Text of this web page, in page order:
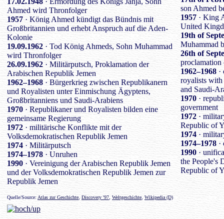
Ahmed wird Thronfolger
1957 · König Ahmed kündigt das Bündnis mit
Großbritannien und erhebt Anspruch auf die Aden-
Kolonie
19.09.1962 · Tod König Ahmeds, Sohn Muhammad
wird Thronfolger
26.09.1962 · Militärputsch, Proklamation der
Arabischen Republik Jemen
1962–1968 · Bürgerkrieg zwischen Republikanern
und Royalisten unter Einmischung Ägyptens,
Großbritanniens und Saudi-Arabiens
1970 · Republikaner und Royalisten bilden eine
gemeinsame Regierung
1972 · militärische Konflikte mit der
Volksdemokratischen Republik Jemen
1974 · Militärputsch
1974–1978 · Unruhen
1990 · Vereinigung der Arabischen Republik Jemen
und der Volksdemokratischen Republik Jemen zur
Republik Jemen
son Ahmed
1957· King
United
19th of
Muhammad
26th of
proclamation
1962–1968
royalists
and Saudi-
1970·
government
1972 ·
Republic of
1974 ·
1974–1978
1990 ·
the People's
Republic of
Quelle/Source: Atlas zur Geschichte Discovery '97 Weltgeschichte Wikipedia (D)